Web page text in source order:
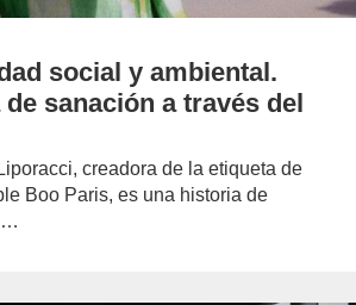
social y ambiental.
sanación a través del
creadora de la etiqueta de
Boo Paris, es una historia de